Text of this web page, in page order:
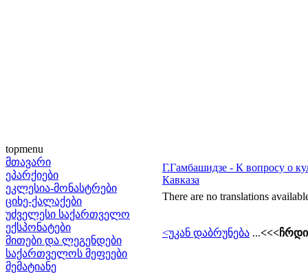
topmenu
მთავარი
ეპარქიები
ეკლესია-მონასტრები
ციხე-ქალაქები
უძველესი საქართველო
ექსპონატები
მითები და ლეგენდები
საქართველოს მეფეები
მემატიანე
Г.Гамбашидзе - К вопросу о
Кавказа
There are no translations
<უკან დაბრუნება ...